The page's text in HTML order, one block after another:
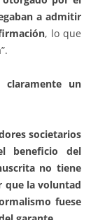
a admitir
, lo que
un
societarios
beneficio del
no tiene
que la voluntad
fuese